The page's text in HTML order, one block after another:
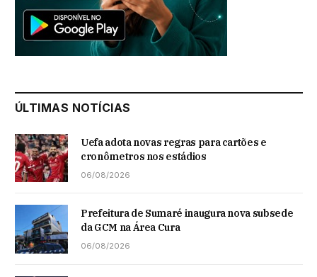
ÚLTIMAS NOTÍCIAS
Uefa adota novas regras para cartões e
cronômetros nos estádios
06/08/2026
Prefeitura de Sumaré inaugura nova subsede
da GCM na Área Cura
06/08/2026